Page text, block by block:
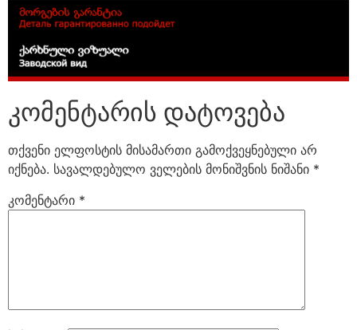
კომენტარის დატოვება
თქვენი ელფოსტის მისამართი გამოქვეყნებული არ
იქნება. სავალდებულო ველების მონიშვნის ნიშანი *
კომენტარი *